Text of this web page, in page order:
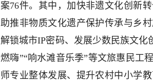
案76件。其中，加快非遗文化创新
助推非物质文化遗产保护传承与乡
解锁城市IP密码、发展少数民族文化
燃嗨”“响水滩音乐季”等文旅惠民工
师专业整体发展、提升农村中小学